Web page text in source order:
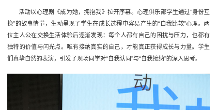
活动以心理剧《成为她，拥抱我》拉开序幕。心理俱乐部学生通过“身份互
换”的故事情节，生动呈现了学生在成长过程中容易产生的“自我比较”心理。两
位主人公在交换生活体验后逐渐发现：每个人都有自己的困扰与压力，也都有
独特的价值与闪光点。唯有接纳真实的自己，才能真正获得成长与力量。学生
们真挚自然的表演，引发了现场同学对“自我认同”与“自我接纳”的深入思考。